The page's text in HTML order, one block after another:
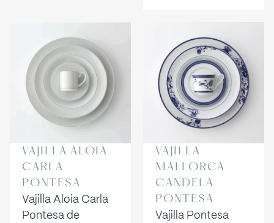
VAJILLA ALOIA
CARLA
PONTESA
Vajilla Aloia Carla
Pontesa de
VAJILLA
MALLORCA
CANDELA
PONTESA
Vajilla Pontesa